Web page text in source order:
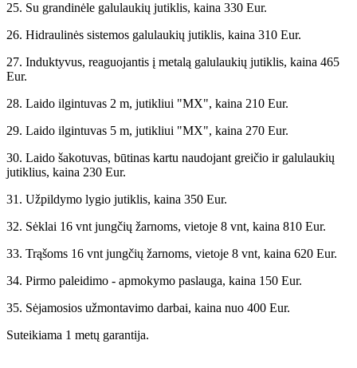
25. Su grandinėle galulaukių jutiklis, kaina 330 Eur.
26. Hidraulinės sistemos galulaukių jutiklis, kaina 310 Eur.
27. Induktyvus, reaguojantis į metalą galulaukių jutiklis, kaina 465
Eur.
28. Laido ilgintuvas 2 m, jutikliui "MX", kaina 210 Eur.
29. Laido ilgintuvas 5 m, jutikliui "MX", kaina 270 Eur.
30. Laido šakotuvas, būtinas kartu naudojant greičio ir galulaukių
jutiklius, kaina 230 Eur.
31. Užpildymo lygio jutiklis, kaina 350 Eur.
32. Sėklai 16 vnt jungčių žarnoms, vietoje 8 vnt, kaina 810 Eur.
33. Trąšoms 16 vnt jungčių žarnoms, vietoje 8 vnt, kaina 620 Eur.
34. Pirmo paleidimo - apmokymo paslauga, kaina 150 Eur.
35. Sėjamosios užmontavimo darbai, kaina nuo 400 Eur.
Suteikiama 1 metų garantija.